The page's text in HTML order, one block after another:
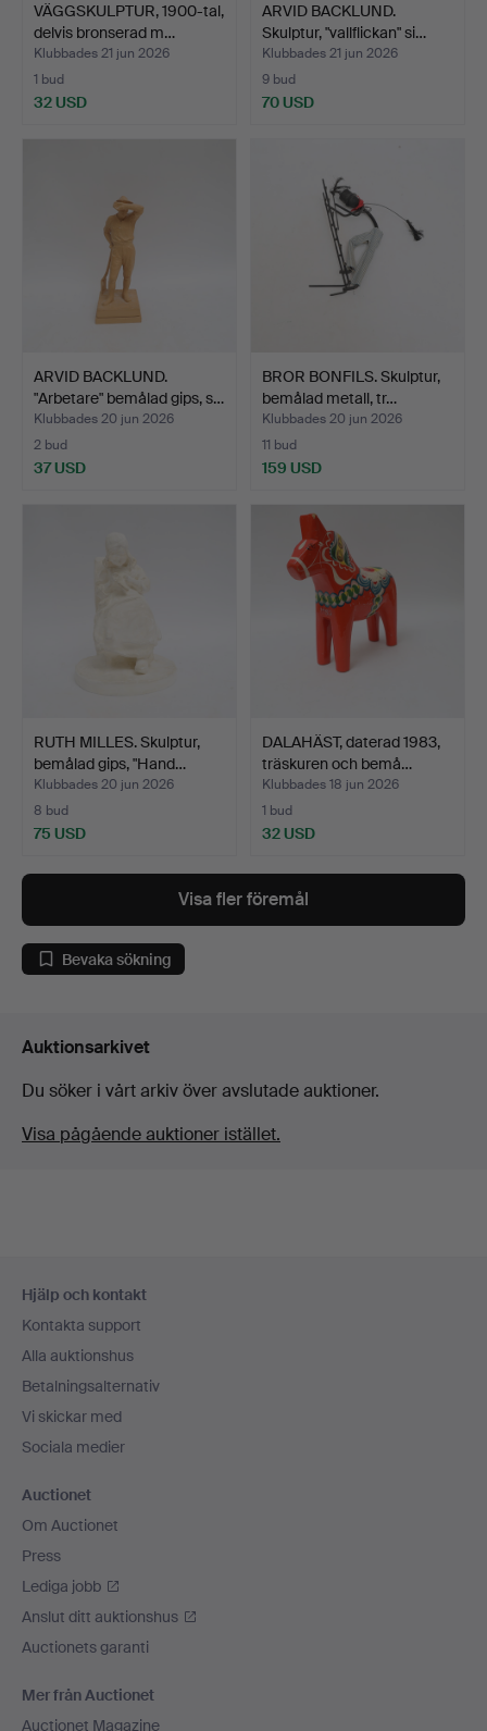
VÄGGSKULPTUR, 1900-tal,
delvis bronserad m…
Klubbades 21 jun 2026
1 bud
32 USD
ARVID BACKLUND.
Skulptur, "vallflickan" si…
Klubbades 21 jun 2026
9 bud
70 USD
ARVID BACKLUND.
"Arbetare" bemålad gips, s…
Klubbades 20 jun 2026
2 bud
37 USD
BROR BONFILS. Skulptur,
bemålad metall, tr…
Klubbades 20 jun 2026
11 bud
159 USD
RUTH MILLES. Skulptur,
bemålad gips, "Hand…
Klubbades 20 jun 2026
8 bud
75 USD
DALAHÄST, daterad 1983,
träskuren och bemå…
Klubbades 18 jun 2026
1 bud
32 USD
Visa fler föremål
Bevaka sökning
Auktionsarkivet
Du söker i vårt arkiv över avslutade auktioner.
Visa pågående auktioner istället.
Hjälp och kontakt
Kontakta support
Alla auktionshus
Betalningsalternativ
Vi skickar med
Sociala medier
Auctionet
Om Auctionet
Press
Lediga jobb
Anslut ditt auktionshus
Auctionets garanti
Mer från Auctionet
Auctionet Magazine